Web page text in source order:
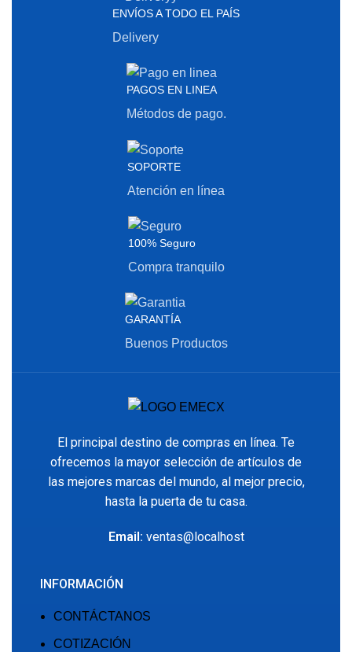
ENVÍOS A TODO EL PAÍS
Delivery
PAGOS EN LINEA
Métodos de pago.
SOPORTE
Atención en línea
100% Seguro
Compra tranquilo
GARANTÍA
Buenos Productos
El principal destino de compras en línea. Te
ofrecemos la mayor selección de artículos de
las mejores marcas del mundo, al mejor precio,
hasta la puerta de tu casa.
Email: ventas@localhost
INFORMACIÓN
CONTÁCTANOS
COTIZACIÓN